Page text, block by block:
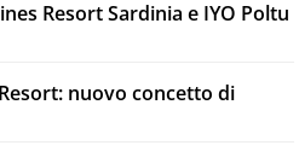
Resort Sardinia e IYO Poltu
nuovo concetto di